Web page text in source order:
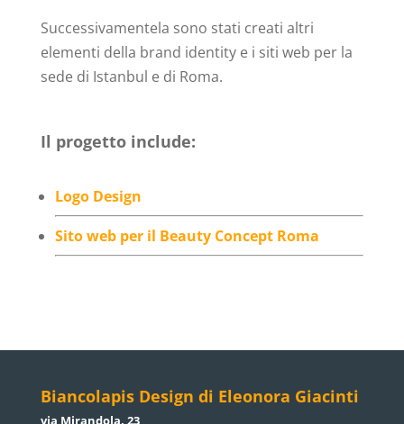
Successivamentela sono stati creati altri
elementi della brand identity e i siti web per la
sede di Istanbul e di Roma.
Il progetto include:
Logo Design
Sito web per il Beauty Concept Roma
Biancolapis Design di Eleonora Giacinti
via Mirandola, 23